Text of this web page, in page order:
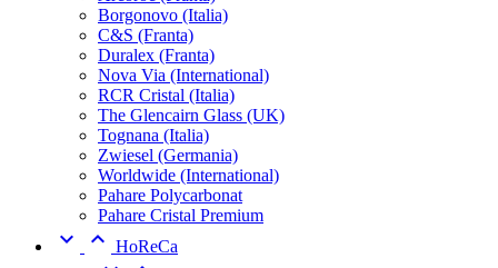
Borgonovo (Italia)
C&S (Franta)
Duralex (Franta)
Nova Via (International)
RCR Cristal (Italia)
The Glencairn Glass (UK)
Tognana (Italia)
Zwiesel (Germania)
Worldwide (International)
Pahare Polycarbonat
Pahare Cristal Premium
  HoReCa